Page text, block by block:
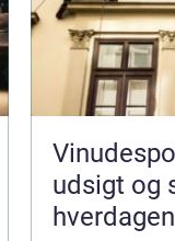
udsigt og
hverdagen